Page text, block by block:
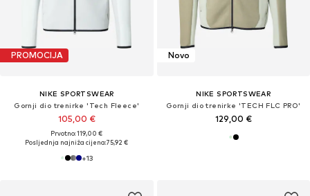
PROMOCIJA
NIKE SPORTSWEAR
Gornji dio trenirke 'Tech Fleece'
105,00 €
Prvotno: 119,00 €
Posljednja najniža cijena:75,92 €
+13
Novo
NIKE SPORTSWEAR
Gornji dio trenirke 'TECH FLC PRO'
129,00 €